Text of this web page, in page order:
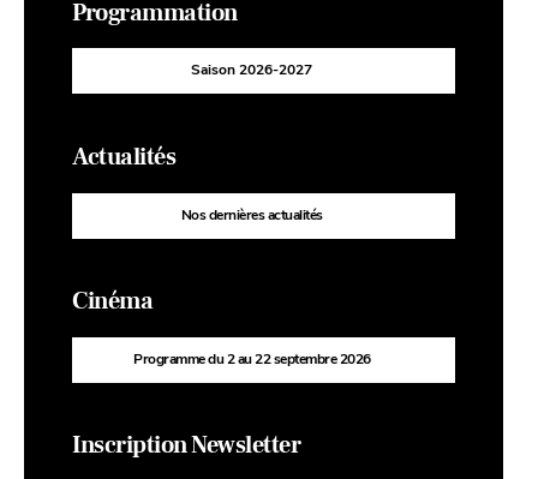
Programmation
Saison 2026-2027
Actualités
Nos dernières actualités
Cinéma
Programme du 2 au 22 septembre 2026
Inscription Newsletter